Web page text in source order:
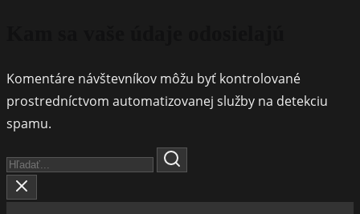
Komentáre návštevníkov môžu byť kontrolované
prostredníctvom automatizovanej služby na detekciu
spamu.
Search
Here...